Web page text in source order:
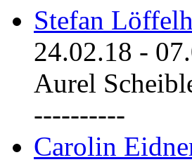
Stefan
24.02.18 -
Aurel
----------
Carolin